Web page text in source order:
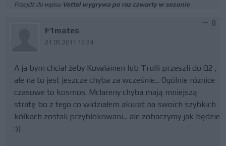
Przejdź do wpisu Vettel wygrywa po raz czwarty w sezonie
F1mates
21.05.2011 12:24
0
A ja bym chciał żeby Kovalainen lub Trulli przeszli do Q2 ,
ale na to jest jeszcze chyba za wcześnie... Ogólnie różnice
czasowe to kosmos. Mclareny chyba mają mniejszą
stratę bo z tego co widziałem akurat na swoich szybkich
kółkach zostali przyblokowani... ale zobaczymy jak będzie
:))